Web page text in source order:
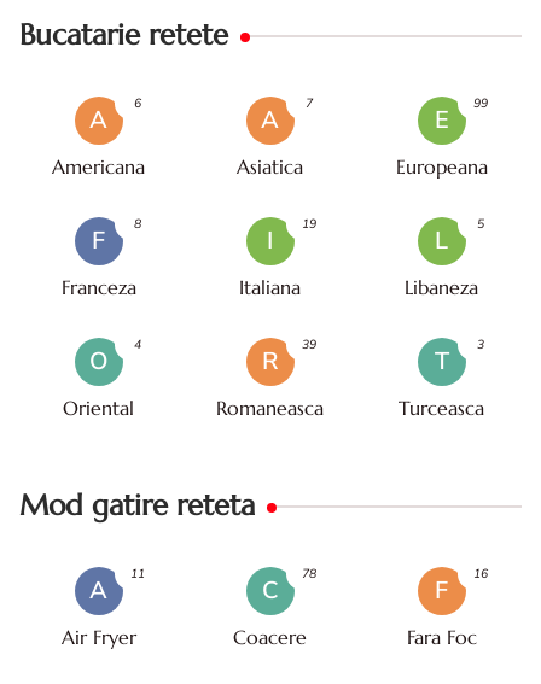
Bucatarie retete
A
Americana
6
A
Asiatica
7
E
Europeana
99
F
Franceza
8
I
Italiana
19
L
Libaneza
5
O
Oriental
4
R
Romaneasca
39
T
Turceasca
3
Mod gatire reteta
A
Air Fryer
11
C
Coacere
78
F
Fara Foc
16